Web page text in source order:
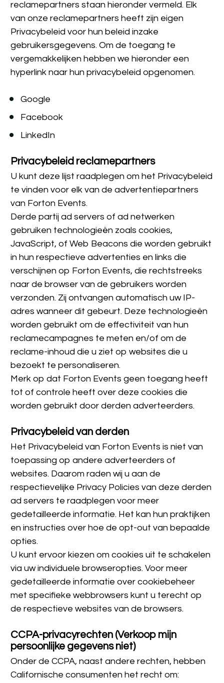
reclamepartners staan hieronder vermeld. Elk
van onze reclamepartners heeft zijn eigen
Privacybeleid voor hun beleid inzake
gebruikersgegevens. Om de toegang te
vergemakkelijken hebben we hieronder een
hyperlink naar hun privacybeleid opgenomen.
Google
Facebook
LinkedIn
Privacybeleid reclamepartners
U kunt deze lijst raadplegen om het Privacybeleid
te vinden voor elk van de advertentiepartners
van Forton Events.
Derde partij ad servers of ad netwerken
gebruiken technologieën zoals cookies,
JavaScript, of Web Beacons die worden gebruikt
in hun respectieve advertenties en links die
verschijnen op Forton Events, die rechtstreeks
naar de browser van de gebruikers worden
verzonden. Zij ontvangen automatisch uw IP-
adres wanneer dit gebeurt. Deze technologieën
worden gebruikt om de effectiviteit van hun
reclamecampagnes te meten en/of om de
reclame-inhoud die u ziet op websites die u
bezoekt te personaliseren.
Merk op dat Forton Events geen toegang heeft
tot of controle heeft over deze cookies die
worden gebruikt door derden adverteerders.
Privacybeleid van derden
Het Privacybeleid van Forton Events is niet van
toepassing op andere adverteerders of
websites. Daarom raden wij u aan de
respectievelijke Privacy Policies van deze derden
ad servers te raadplegen voor meer
gedetailleerde informatie. Het kan hun praktijken
en instructies over hoe de opt-out van bepaalde
opties.
U kunt ervoor kiezen om cookies uit te schakelen
via uw individuele browseropties. Voor meer
gedetailleerde informatie over cookiebeheer
met specifieke webbrowsers kunt u terecht op
de respectieve websites van de browsers.
CCPA-privacyrechten (Verkoop mijn
persoonlijke gegevens niet)
Onder de CCPA, naast andere rechten, hebben
Californische consumenten het recht om: